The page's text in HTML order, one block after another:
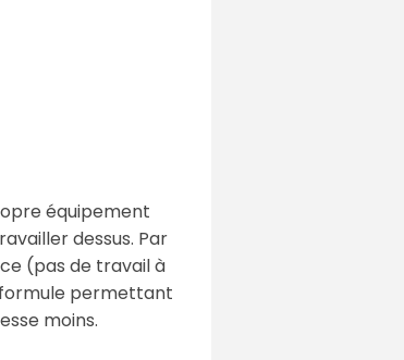
équipement
dessus. Par
(pas de travail à
formule permettant
moins.